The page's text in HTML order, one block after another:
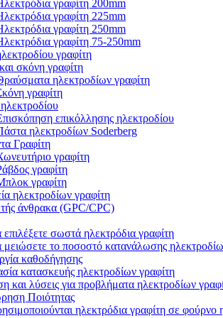
γραφίτη 200mm
γραφίτη 225mm
γραφίτη 250mm
γραφίτη 75-250mm
γραφίτη
σκόνη γραφίτη
ηλεκτροδίων γραφίτη
γραφίτη
επικόλλησης ηλεκτροδίου
ηλεκτροδίων Soderberg
Γραφίτη
γραφίτη
γραφίτη
γραφίτη
ηλεκτροδίων γραφίτη
άνθρακα (GPC/CPC)
σωστά ηλεκτρόδια γραφίτη
το ποσοστό κατανάλωσης
καθοδήγησης
κατασκευής ηλεκτροδίων γραφίτη
και λύσεις για προβλήματα ηλεκτροδίων
Ποιότητας
ηλεκτρόδια γραφίτη σε φούρνο